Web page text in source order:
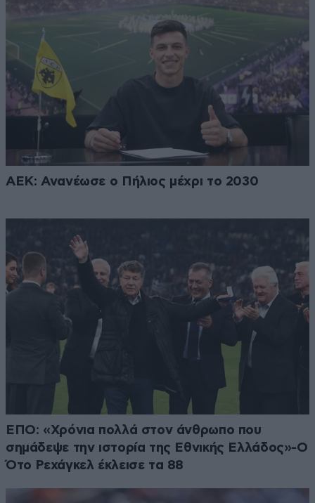
ΑΕΚ: Ανανέωσε ο Πήλιος μέχρι το 2030
ΕΠΟ: «Χρόνια πολλά στον άνθρωπο που
σημάδεψε την ιστορία της Εθνικής Ελλάδος»-Ο
Ότο Ρεχάγκελ έκλεισε τα 88